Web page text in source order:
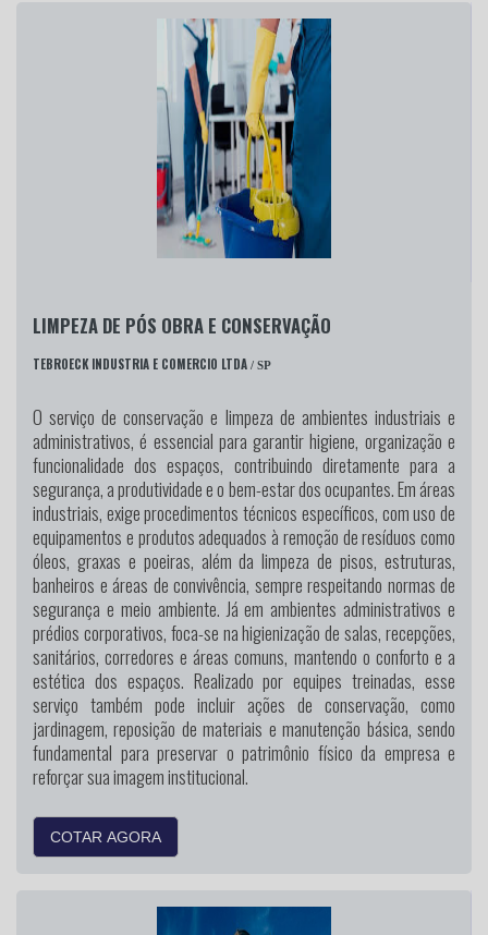
LIMPEZA DE PÓS OBRA E CONSERVAÇÃO
TEBROECK INDUSTRIA E COMERCIO LTDA / SP
O serviço de conservação e limpeza de ambientes industriais e
administrativos, é essencial para garantir higiene, organização e
funcionalidade dos espaços, contribuindo diretamente para a
segurança, a produtividade e o bem-estar dos ocupantes. Em áreas
industriais, exige procedimentos técnicos específicos, com uso de
equipamentos e produtos adequados à remoção de resíduos como
óleos, graxas e poeiras, além da limpeza de pisos, estruturas,
banheiros e áreas de convivência, sempre respeitando normas de
segurança e meio ambiente. Já em ambientes administrativos e
prédios corporativos, foca-se na higienização de salas, recepções,
sanitários, corredores e áreas comuns, mantendo o conforto e a
estética dos espaços. Realizado por equipes treinadas, esse
serviço também pode incluir ações de conservação, como
jardinagem, reposição de materiais e manutenção básica, sendo
fundamental para preservar o patrimônio físico da empresa e
reforçar sua imagem institucional.
COTAR AGORA